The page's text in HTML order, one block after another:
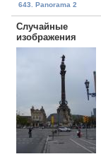
643. Panorama 2
Случайные
изображения